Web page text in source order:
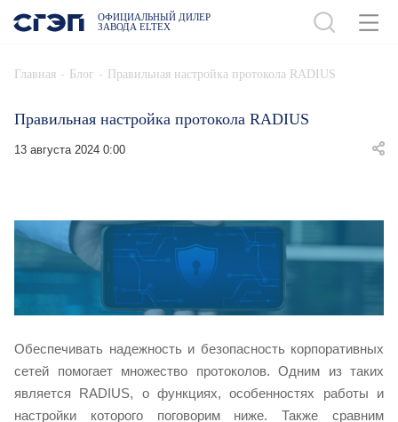
ОФИЦИАЛЬНЫЙ ДИЛЕР
ЗАВОДА ELTEX
Главная - Блог - Правильная настройка протокола RADIUS
Правильная настройка протокола RADIUS
13 августа 2024 0:00
Обеспечивать надежность и безопасность корпоративных
сетей помогает множество протоколов. Одним из таких
является RADIUS, о функциях, особенностях работы и
настройки которого поговорим ниже. Также сравним